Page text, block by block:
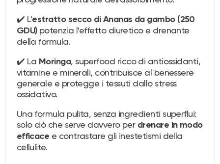
✔️ L'estratto secco di Ananas da gambo (250
GDU)potenzia l'effetto diuretico e drenante
della formula.
✔️ La Moringa, superfood ricco di antiossidanti,
vitamine e minerali, contribuisce al benessere
generale e protegge i tessuti dallo stress
ossidativo.
Una formula pulita, senza ingredienti superflui:
solo ciò che serve davvero per drenare in modo
efficace e contrastare gli inestetismi della
cellulite.